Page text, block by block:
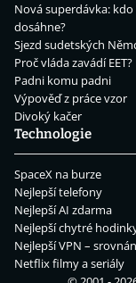
Nová superdávka: kdo
dosáhne?
Sjezd sudetských
Proč vláda zavádí EET?
Padni komu padni
Výpověď z práce vzor
Divoký kačer
Technologie
SpaceX na burze
Nejlepší telefony
Nejlepší AI zdarma
Nejlepší chytré
Nejlepší VPN –
Netflix filmy a seriály